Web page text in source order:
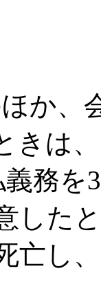
か、
きは
務
した
亡し